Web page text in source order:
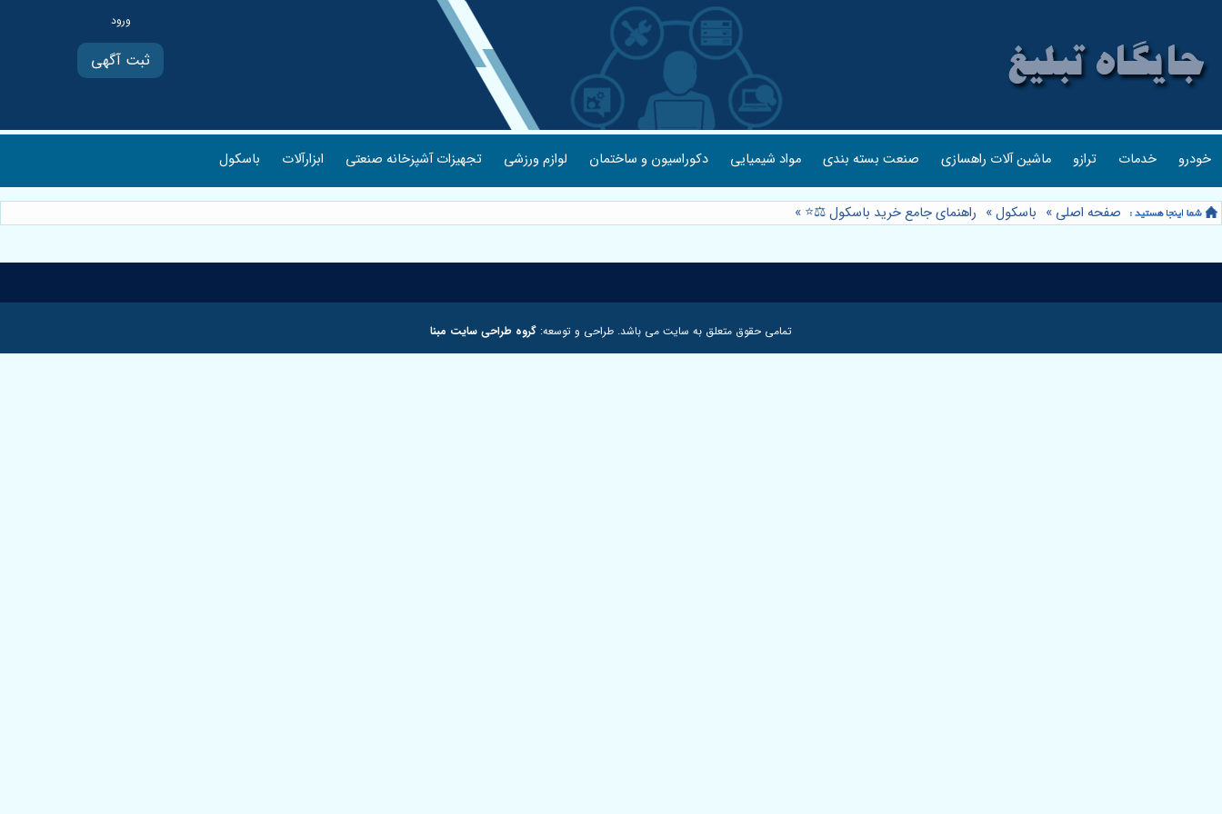
ثبت آگهی
خودرو خدمات ترازو ماشین آلات راهسازی صنعت بسته بندی مواد شیمیایی دکوراسیون و ساختمان لوازم ورزشی تجهیزات آشپزخانه صنعتی ابزارآلات باسکول
صفحه اصلی » باسکول» راهنمای جامع خرید باسکول ⚖️⭐️ »
تمامی حقوق متعلق به سایت می باشد. طراحی و توسعه: گروه طراحی سایت مبنا